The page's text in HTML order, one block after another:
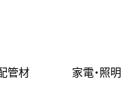
管材 家電・照明